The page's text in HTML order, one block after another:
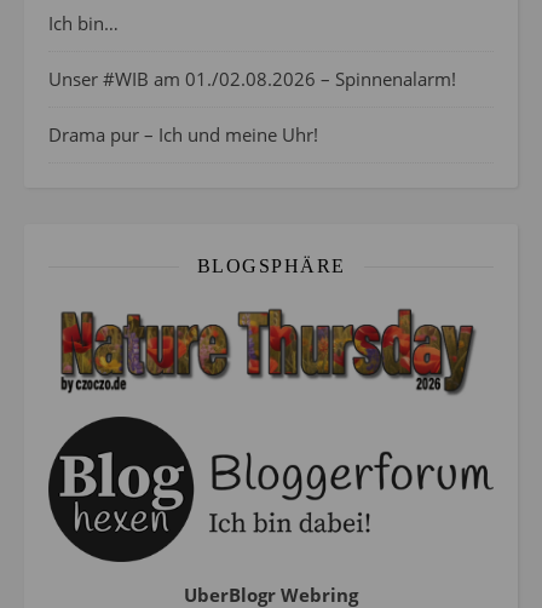
Ich bin…
Unser #WIB am 01./02.08.2026 – Spinnenalarm!
Drama pur – Ich und meine Uhr!
BLOGSPHÄRE
UberBlogr Webring